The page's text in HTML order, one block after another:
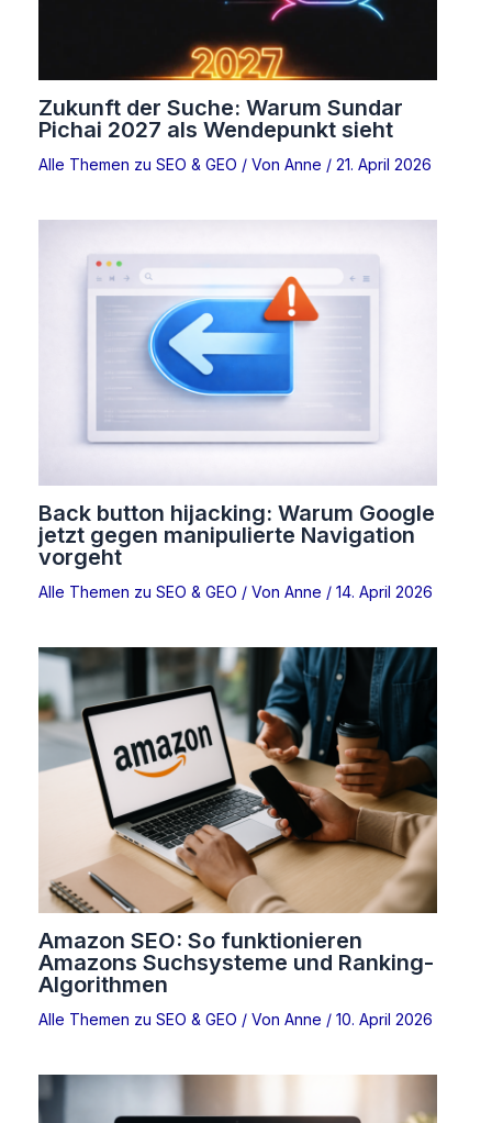
Zukunft der Suche: Warum Sundar
Pichai 2027 als Wendepunkt sieht
Alle Themen zu SEO & GEO / Von Anne / 21. April 2026
Back button hijacking: Warum Google
jetzt gegen manipulierte Navigation
vorgeht
Alle Themen zu SEO & GEO / Von Anne / 14. April 2026
Amazon SEO: So funktionieren
Amazons Suchsysteme und Ranking-
Algorithmen
Alle Themen zu SEO & GEO / Von Anne / 10. April 2026